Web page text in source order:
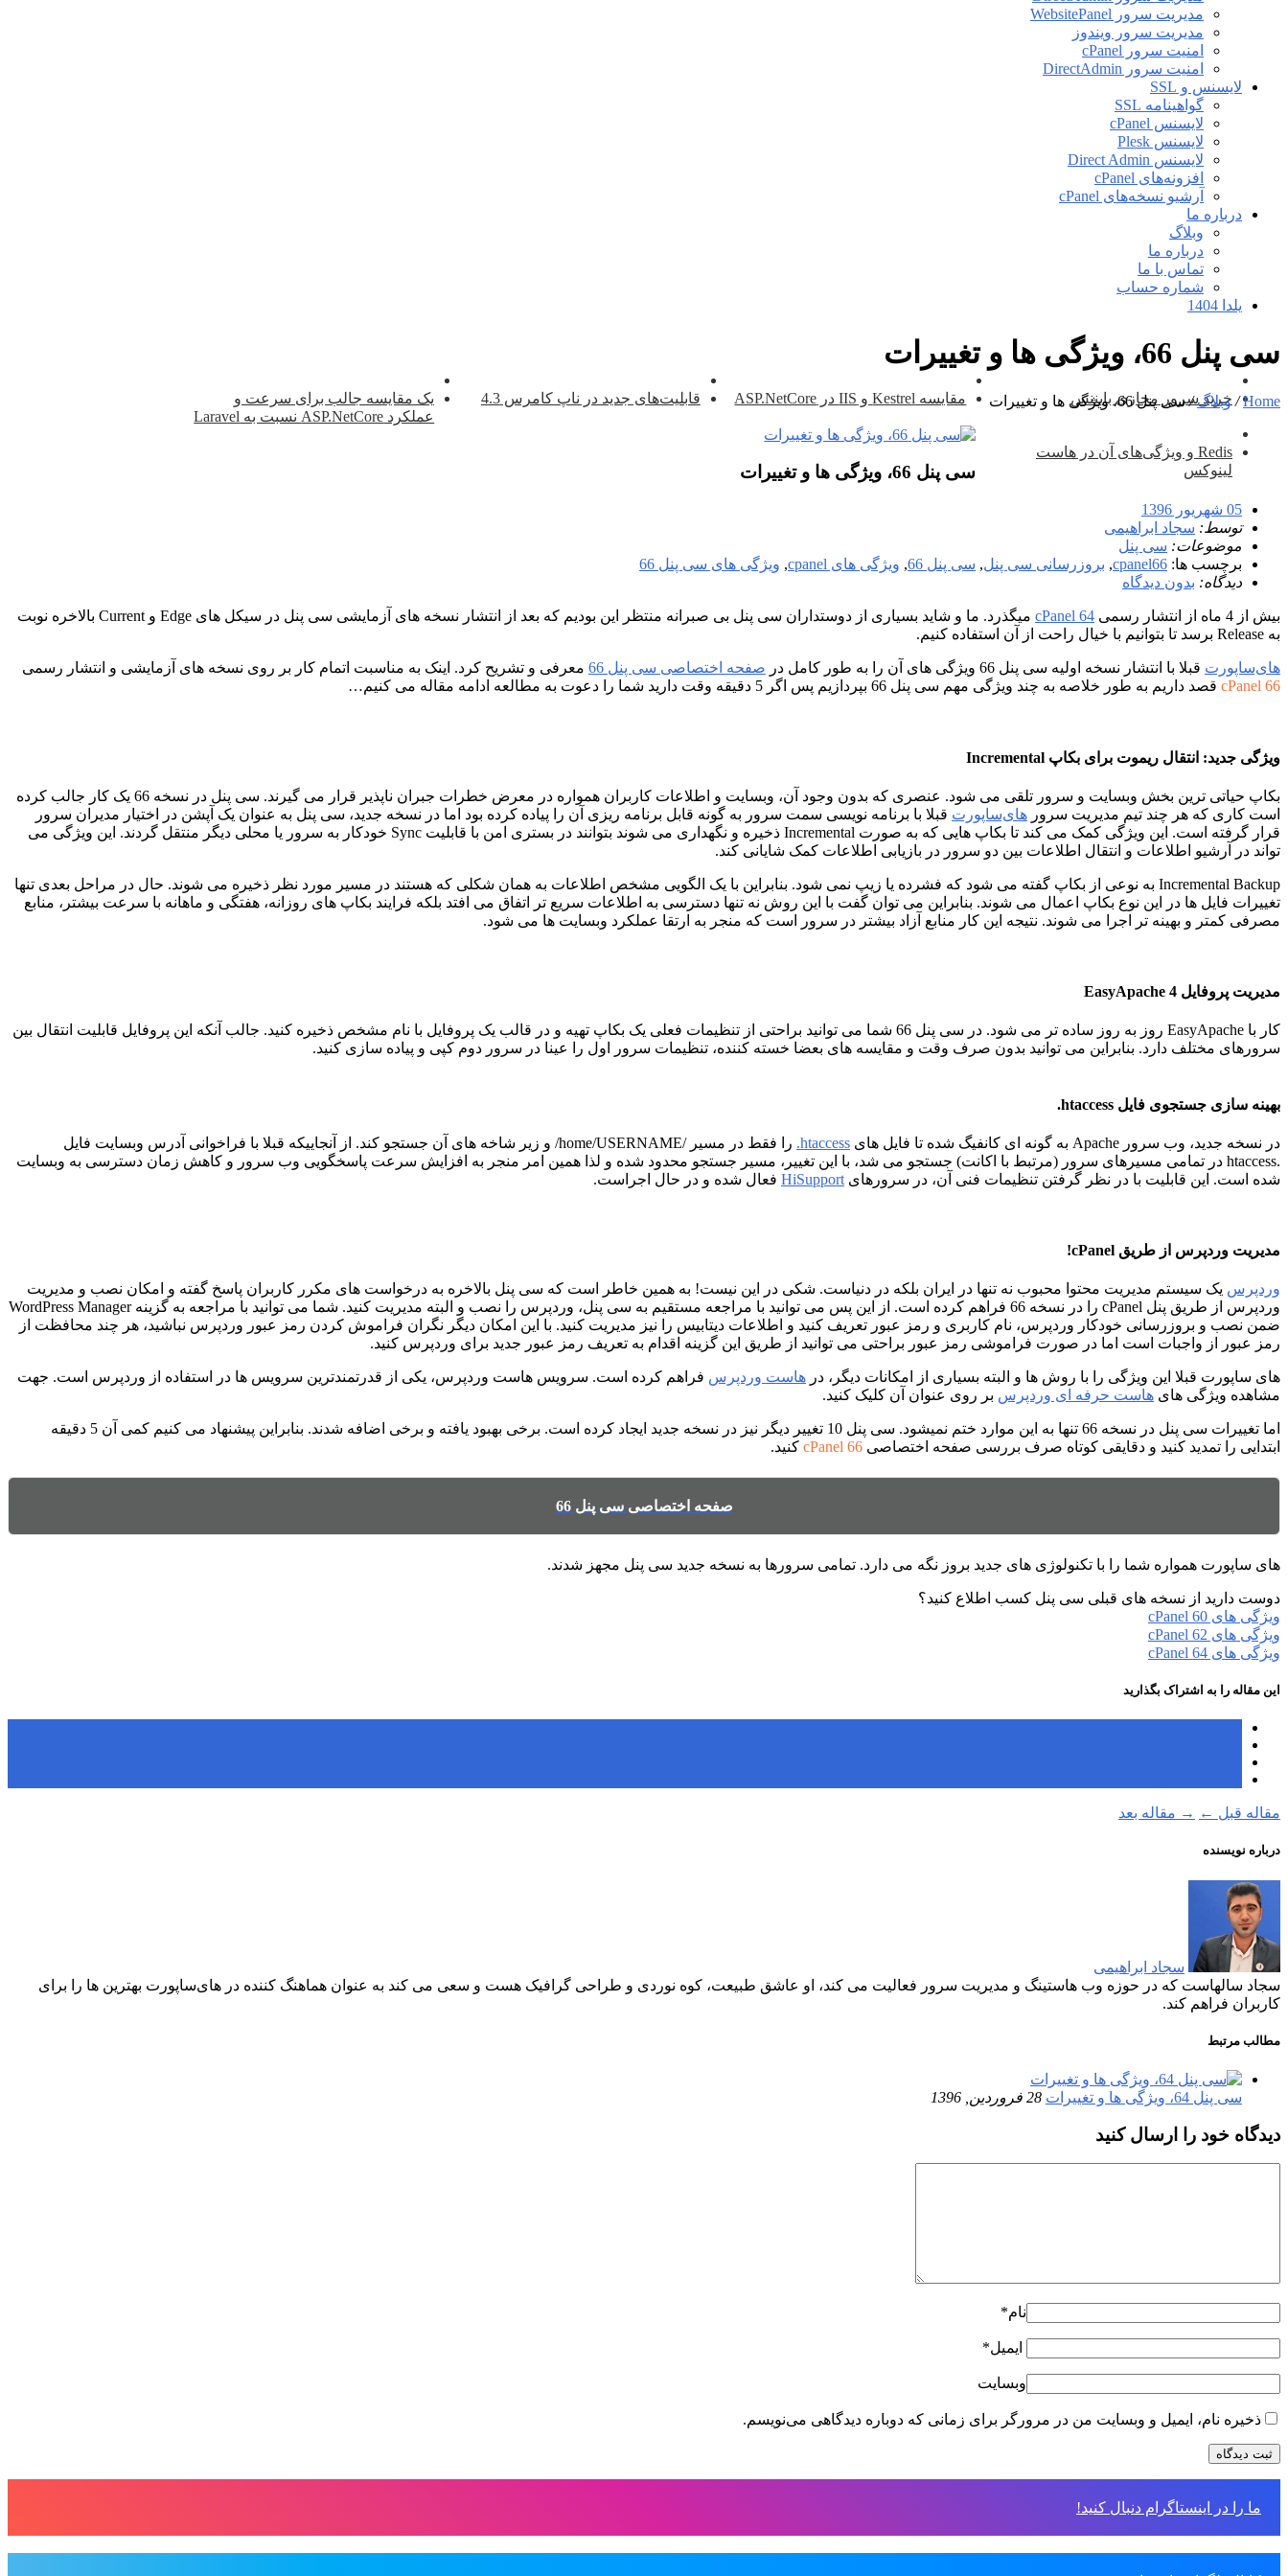
مدیریت سرور WebsitePanel
مدیریت سرور ویندوز
امنیت سرور cPanel
امنیت سرور DirectAdmin
لایسنس و SSL
گواهینامه SSL
لایسنس cPanel
لایسنس Plesk
لایسنس Direct Admin
افزونه‌های cPanel
آرشیو نسخه‌های cPanel
درباره ما
وبلاگ
درباره ما
تماس با ما
شماره حساب
یلدا 1404
سی پنل 66، ویژگی ها و تغییرات
Home
/ وبلاگ / سی پنل 66، ویژگی ها و تغییرات
خرید سرور مجازی بایننس مقایسه Kestrel و IIS در ASP.NetCore قابلیت‌های جدید در ناپ کامرس 4.3
یک مقایسه جالب برای سرعت و
عملکرد ASP.NetCore نسبت به Laravel
Redis و ویژگی‌های آن در هاست
لینوکس
سی پنل 66، ویژگی ها و تغییرات
05 شهریور 1396
توسط: سجاد ابراهیمی
موضوعات: سی پنل
برچسب ها: cpanel66
, بروزرسانی سی پنل, سی پنل 66 , ویژگی های cpanel , ویژگی های سی پنل 66
دیدگاه: بدون دیدگاه
بیش از 4 ماه از انتشار رسمی cPanel 64
میگذرد. ما و شاید بسیاری از دوستداران سی پنل بی صبرانه منتظر این بودیم که بعد از انتشار نسخه های آزمایشی سی پنل در سیکل های Edge و Current بالاخره نوبت
به Release برسد تا بتوانیم با خیال راحت از آن استفاده کنیم.
های‌ساپورت قبلا با انتشار نسخه اولیه سی پنل 66 ویژگی های آن را به طور کامل در صفحه اختصاصی سی پنل 66
معرفی و تشریح کرد. اینک به مناسبت اتمام کار بر روی نسخه های آزمایشی و انتشار رسمی
cPanel 66 قصد داریم به طور خلاصه به چند ویژگی مهم سی پنل 66 بپردازیم پس اگر 5 دقیقه وقت دارید شما را دعوت به مطالعه ادامه مقاله می کنیم…
ویژگی جدید: انتقال ریموت برای بکاپ Incremental
بکاپ حیاتی ترین بخش وبسایت و سرور تلقی می شود. عنصری که بدون وجود آن، وبسایت و اطلاعات کاربران همواره در معرض خطرات جبران ناپذیر قرار می گیرند. سی پنل در نسخه 66 یک کار جالب کرده
است کاری که هر چند تیم مدیریت سرور های‌ساپورت قبلا با برنامه نویسی سمت سرور به گونه قابل برنامه ریزی آن را پیاده کرده بود اما در نسخه جدید، سی پنل به عنوان یک آپشن در اختیار مدیران سرور
قرار گرفته است. این ویژگی کمک می کند تا بکاپ هایی که به صورت Incremental ذخیره و نگهداری می شوند بتوانند در بستری امن با قابلیت Sync خودکار به سرور یا محلی دیگر منتقل گردند. این ویژگی می
تواند در آرشیو اطلاعات و انتقال اطلاعات بین دو سرور در بازیابی اطلاعات کمک شایانی کند.
Incremental Backup به نوعی از بکاپ گفته می شود که فشرده یا زیپ نمی شود. بنابراین با یک الگویی مشخص اطلاعات به همان شکلی که هستند در مسیر مورد نظر ذخیره می شوند. حال در مراحل بعدی تنها
تغییرات فایل ها در این نوع بکاپ اعمال می شوند. بنابراین می توان گفت با این روش نه تنها دسترسی به اطلاعات سریع تر اتفاق می افتد بلکه فرایند بکاپ های روزانه، هفتگی و ماهانه با سرعت بیشتر، منابع
مصرفی کمتر و بهینه تر اجرا می شوند. نتیجه این کار منابع آزاد بیشتر در سرور است که منجر به ارتقا عملکرد وبسایت ها می شود.
مدیریت پروفایل EasyApache 4
کار با EasyApache روز به روز ساده تر می شود. در سی پنل 66 شما می توانید براحتی از تنظیمات فعلی یک بکاپ تهیه و در قالب یک پروفایل با نام مشخص ذخیره کنید. جالب آنکه این پروفایل قابلیت انتقال بین
سرورهای مختلف دارد. بنابراین می توانید بدون صرف وقت و مقایسه های بعضا خسته کننده، تنظیمات سرور اول را عینا در سرور دوم کپی و پیاده سازی کنید.
بهینه سازی جستجوی فایل htaccess.
در نسخه جدید، وب سرور Apache به گونه ای کانفیگ شده تا فایل های htaccess.
را فقط در مسیر /home/USERNAME/ و زیر شاخه های آن جستجو کند. از آنجاییکه قبلا با فراخوانی آدرس وبسایت فایل
.htaccess در تمامی مسیرهای سرور (مرتبط با اکانت) جستجو می شد، با این تغییر، مسیر جستجو محدود شده و لذا همین امر منجر به افزایش سرعت پاسخگویی وب سرور و کاهش زمان دسترسی به وبسایت
شده است. این قابلیت با در نظر گرفتن تنظیمات فنی آن، در سرورهای HiSupport فعال شده و در حال اجراست.
مدیریت وردپرس از طریق cPanel!
وردپرس یک سیستم مدیریت محتوا محبوب نه تنها در ایران بلکه در دنیاست. شکی در این نیست! به همین خاطر است که سی پنل بالاخره به درخواست های مکرر کاربران پاسخ گفته و امکان نصب و مدیریت
وردپرس از طریق پنل cPanel را در نسخه 66 فراهم کرده است. از این پس می توانید با مراجعه مستقیم به سی پنل، وردپرس را نصب و البته مدیریت کنید. شما می توانید با مراجعه به گزینه WordPress Manager
ضمن نصب و بروزرسانی خودکار وردپرس، نام کاربری و رمز عبور تعریف کنید و اطلاعات دیتابیس را نیز مدیریت کنید. با این امکان دیگر نگران فراموش کردن رمز عبور وردپرس نباشید، هر چند محافظت از
رمز عبور از واجبات است اما در صورت فراموشی رمز عبور براحتی می توانید از طریق این گزینه اقدام به تعریف رمز عبور جدید برای وردپرس کنید.
های ساپورت قبلا این ویژگی را با روش ها و البته بسیاری از امکانات دیگر، در هاست وردپرس فراهم کرده است. سرویس هاست وردپرس، یکی از قدرتمندترین سرویس ها در استفاده از وردپرس است. جهت
مشاهده ویژگی های هاست حرفه ای وردپرس بر روی عنوان آن کلیک کنید.
اما تغییرات سی پنل در نسخه 66 تنها به این موارد ختم نمیشود. سی پنل 10 تغییر دیگر نیز در نسخه جدید ایجاد کرده است. برخی بهبود یافته و برخی اضافه شدند. بنابراین پیشنهاد می کنیم کمی آن 5 دقیقه
ابتدایی را تمدید کنید و دقایقی کوتاه صرف بررسی صفحه اختصاصی cPanel 66 کنید.
صفحه اختصاصی سی پنل 66
های ساپورت همواره شما را با تکنولوژی های جدید بروز نگه می دارد. تمامی سرورها به نسخه جدید سی پنل مجهز شدند.
دوست دارید از نسخه های قبلی سی پنل کسب اطلاع کنید؟
ویژگی های cPanel 60
ویژگی های cPanel 62
ویژگی های cPanel 64
این مقاله را به اشتراک بگذارید
مقاله قبل ←
→ مقاله بعد
درباره نویسنده
سجاد ابراهیمی
سجاد سالهاست که در حوزه وب هاستینگ و مدیریت سرور فعالیت می کند، او عاشق طبیعت، کوه نوردی و طراحی گرافیک هست و سعی می کند به عنوان هماهنگ کننده در های‌ساپورت بهترین ها را برای
کاربران فراهم کند.
مطالب مرتبط
سی پنل 64، ویژگی ها و تغییرات 28 فروردین, 1396
دیدگاه خود را ارسال کنید
نام*
ایمیل*
وبسایت
ذخیره نام، ایمیل و وبسایت من در مرورگر برای زمانی که دوباره دیدگاهی می‌نویسم.
ما را در اینستاگرام دنبال کنید!